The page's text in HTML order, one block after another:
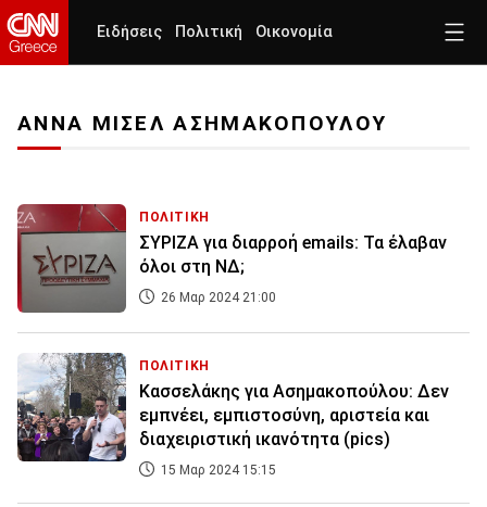
Ειδήσεις Πολιτική Οικονομία
ΑΝΝΑ ΜΙΣΕΛ ΑΣΗΜΑΚΟΠΟΥΛΟΥ
ΠΟΛΙΤΙΚΗ
ΣΥΡΙΖΑ για διαρροή emails: Τα έλαβαν
όλοι στη ΝΔ;
26 Μαρ 2024 21:00
ΠΟΛΙΤΙΚΗ
Κασσελάκης για Ασημακοπούλου: Δεν
εμπνέει, εμπιστοσύνη, αριστεία και
διαχειριστική ικανότητα (pics)
15 Μαρ 2024 15:15